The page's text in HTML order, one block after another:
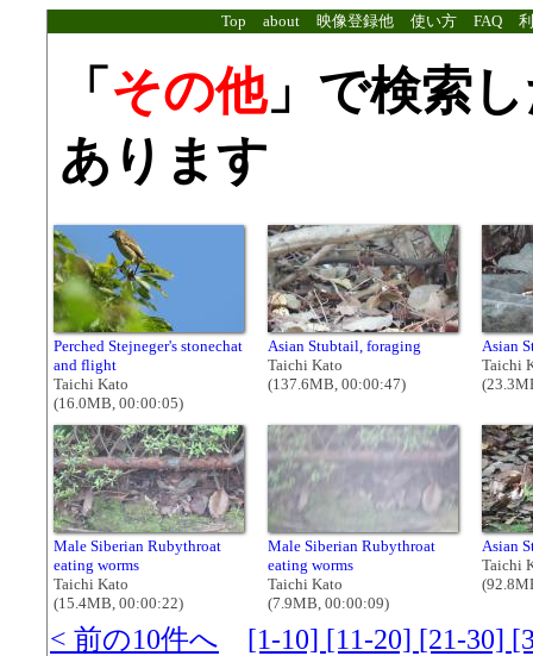
Top about 映像登録他 使い方 FAQ
「 その他」で検索
あります
Perched Stejneger's stonechat
and flight
Taichi Kato
(16.0MB, 00:00:05)
Asian Stubtail, foraging
Taichi Kato
(137.6MB, 00:00:47)
Asian
Taichi
Male Siberian Rubythroat
eating worms
Taichi Kato
(15.4MB, 00:00:22)
Male Siberian Rubythroat
eating worms
Taichi Kato
(7.9MB, 00:00:09)
Asian
Taichi
< 前の10件へ [1-10] [11-20] [21-30]